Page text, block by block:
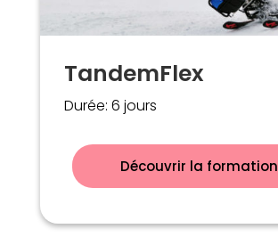
TandemFlex
Durée: 6 jours
Découvrir la formation